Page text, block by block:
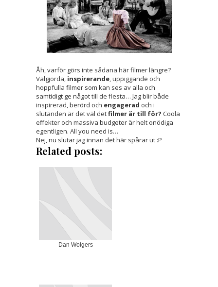
Åh, varför görs inte sådana här filmer längre?
Välgjorda, inspirerande, uppiggande och
hoppfulla filmer som kan ses av alla och
samtidigt ge något till de flesta… Jag blir både
inspirerad, berörd och engagerad och i
slutänden är det väl detfilmer är till för? Coola
effekter och massiva budgeter är helt onödiga
egentligen. All you need is…
Nej, nu slutar jag innan det här spårar ut :P
Related posts:
Dan Wolgers